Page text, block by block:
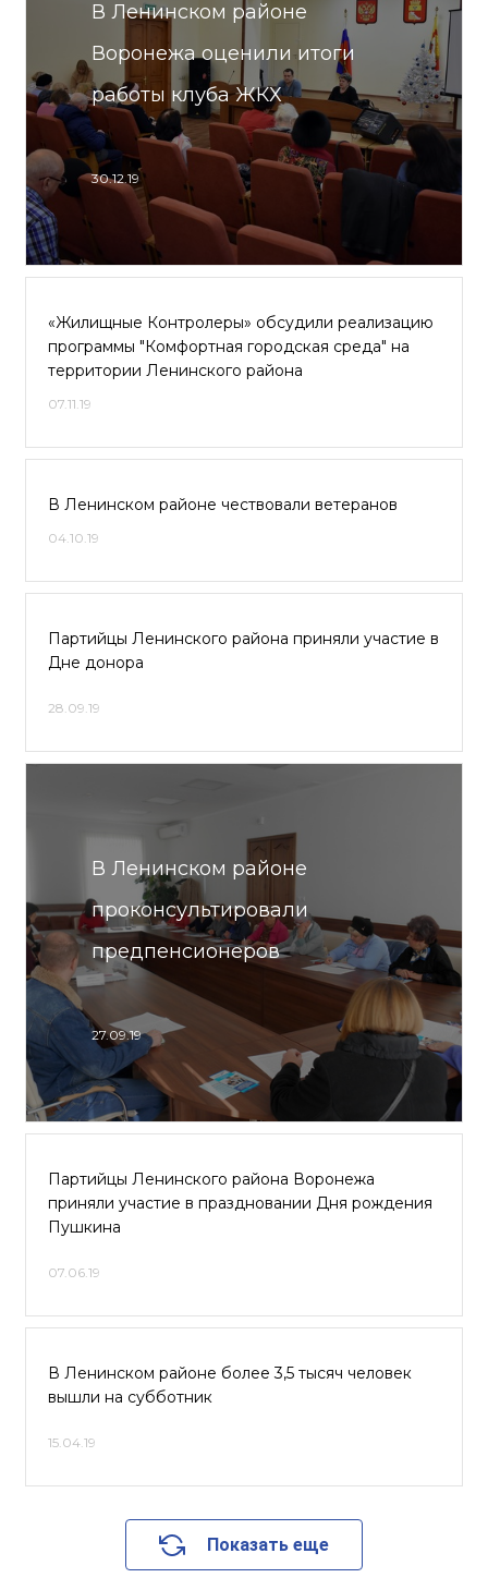
В Ленинском районе
Воронежа оценили итоги
работы клуба ЖКХ
30.12.19
«Жилищные Контролеры» обсудили реализацию
программы "Комфортная городская среда" на
территории Ленинского района
07.11.19
В Ленинском районе чествовали ветеранов
04.10.19
Партийцы Ленинского района приняли участие в
Дне донора
28.09.19
В Ленинском районе
проконсультировали
предпенсионеров
27.09.19
Партийцы Ленинского района Воронежа
приняли участие в праздновании Дня рождения
Пушкина
07.06.19
В Ленинском районе более 3,5 тысяч человек
вышли на субботник
15.04.19
Показать еще